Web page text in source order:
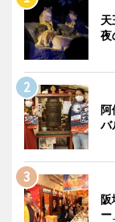
夜
阿
バ
阪